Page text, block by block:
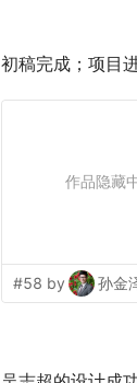
初稿完成；项目
作品隐藏
#58 by 孙金